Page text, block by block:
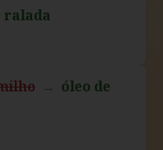
ralada
→ óleo de